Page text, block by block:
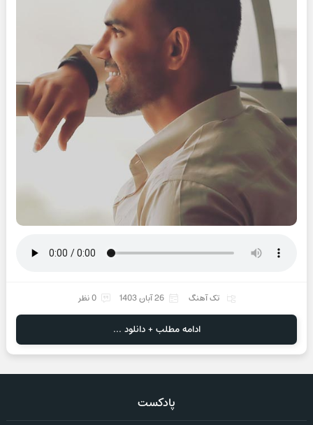
تک آهنگ 26 آبان 1403 0 نظر
ادامه مطلب + دانلود ...
پادکست